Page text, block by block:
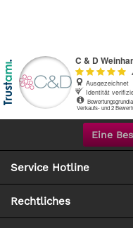
Eine
Service Hotline
Rechtliches